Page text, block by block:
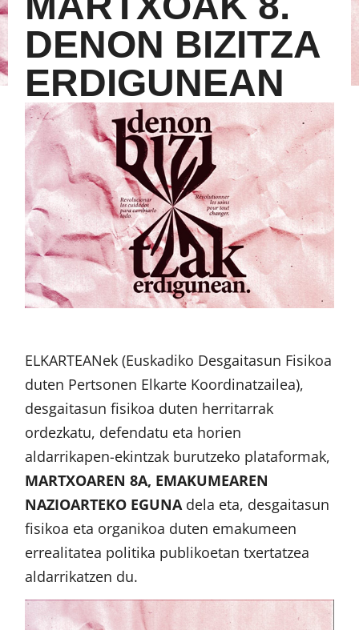
DENON BIZITZA
ERDIGUNEAN
ELKARTEANek (Euskadiko Desgaitasun Fisikoa
duten Pertsonen Elkarte Koordinatzailea),
desgaitasun fisikoa duten herritarrak
ordezkatu, defendatu eta horien
aldarrikapen-ekintzak burutzeko plataformak,
MARTXOAREN 8A, EMAKUMEAREN
NAZIOARTEKO EGUNA dela eta, desgaitasun
fisikoa eta organikoa duten emakumeen
errealitatea politika publikoetan txertatzea
aldarrikatzen du.